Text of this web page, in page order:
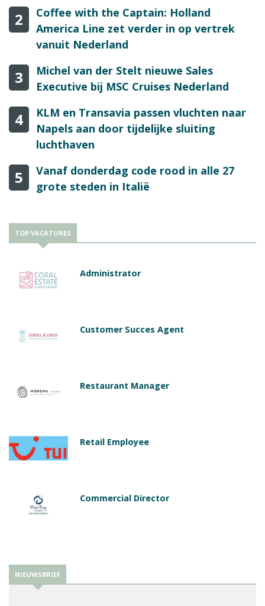
2
Coffee with the Captain: Holland
America Line zet verder in op vertrek
vanuit Nederland
3
Michel van der Stelt nieuwe Sales
Executive bij MSC Cruises Nederland
4
KLM en Transavia passen vluchten naar
Napels aan door tijdelijke sluiting
luchthaven
5
Vanaf donderdag code rood in alle 27
grote steden in Italië
TOP VACATURES
Administrator
Customer Succes Agent
Restaurant Manager
Retail Employee
Commercial Director
NIEUWSBRIEF